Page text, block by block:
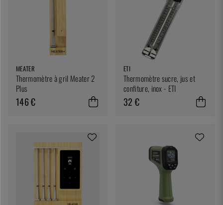
MEATER
Thermomètre à gril Meater 2
Plus
146 €
ETI
Thermomètre sucre, jus et
confiture, inox - ETI
32 €